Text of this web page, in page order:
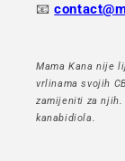
📧
Mama Kana nije
vrlinama svojih
zamijeniti za
kanabidiola.